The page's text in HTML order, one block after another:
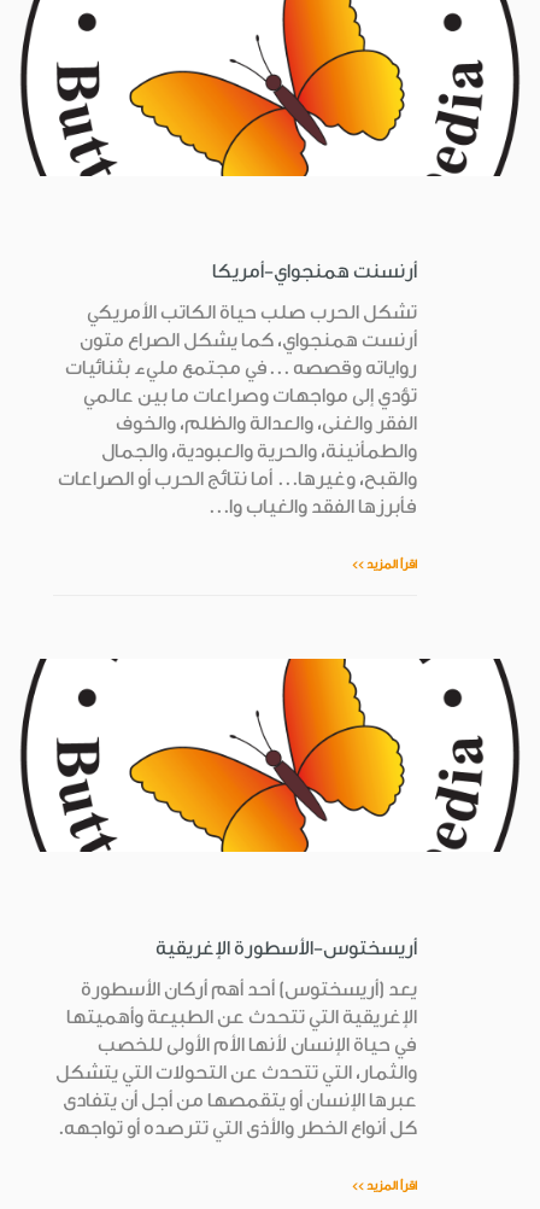
أرنسنت همنجواي-أمريكا
تشكل الحرب صلب حياة الكاتب الأمريكي
أرنست همنجواي، كما يشكل الصراع متون
رواياته وقصصه ...في مجتمع مليء بثنائيات
تؤدي إلى مواجهات وصراعات ما بين عالمي
الفقر والغنى، والعدالة والظلم، والخوف
والطمأنينة، والحرية والعبودية، والجمال
والقبح، وغيرها... أما نتائج الحرب أو الصراعات
فأبرزها الفقد والغياب وا...
اقرأ المزيد >>
أريسختوس-الأسطورة الإغريقية
يعد (أريسختوس) أحد أهم أركان الأسطورة
الإغريقية التي تتحدث عن الطبيعة وأهميتها
في حياة الإنسان لأنها الأم الأولى للخصب
والثمار، التي تتحدث عن التحولات التي يتشكل
عبرها الإنسان أو يتقمصها من أجل أن يتفادى
كل أنواع الخطر والأذى التي تترصده أو تواجهه.
اقرأ المزيد >>